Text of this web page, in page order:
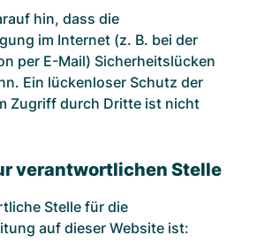
hin, dass die
im Internet (z. B. bei der
per E-Mail) Sicherheitslücken
Ein lückenloser Schutz der
Zugriff durch Dritte ist nicht
verantwortlichen Stelle
Stelle für die
auf dieser Website ist: